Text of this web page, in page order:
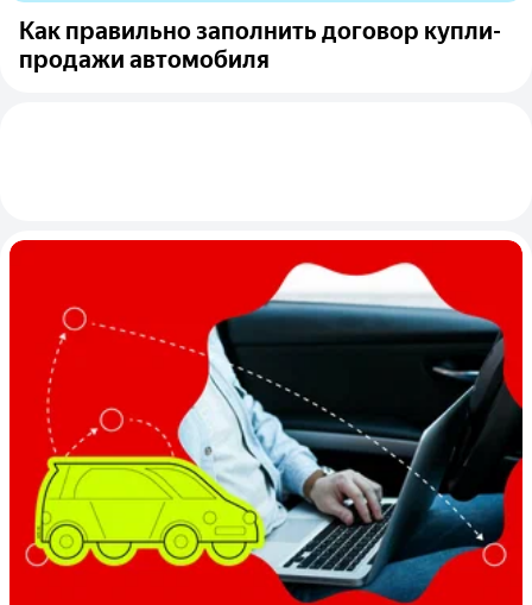
Как правильно заполнить договор купли-
продажи автомобиля